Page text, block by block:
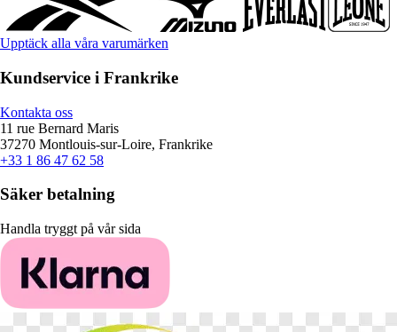
Upptäck alla våra varumärken
Kundservice i Frankrike
Kontakta oss
11 rue Bernard Maris
37270 Montlouis-sur-Loire, Frankrike
+33 1 86 47 62 58
Säker betalning
Handla tryggt på vår sida